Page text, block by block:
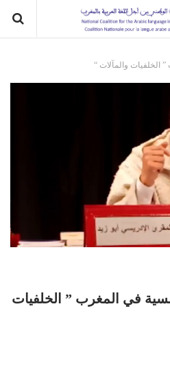
الخلفيات والمآلات “
في المغرب ” الخلفيات